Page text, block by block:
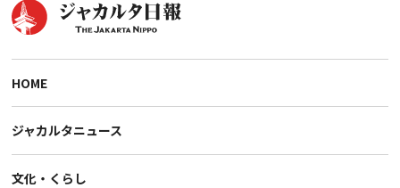
HOME
ジャカルタニュース
文化・くらし